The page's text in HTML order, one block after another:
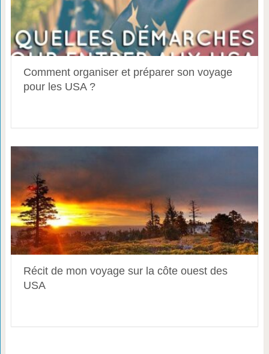
Comment organiser et préparer son voyage
pour les USA ?
Récit de mon voyage sur la côte ouest des
USA